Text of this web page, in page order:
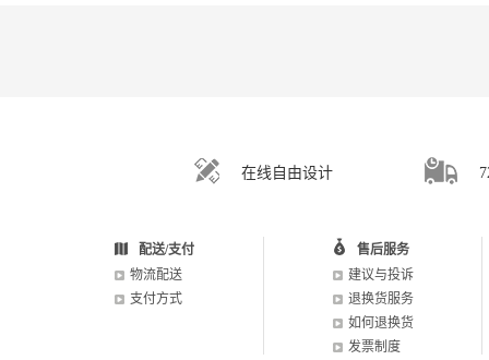
在线自由设计
配送/支付
物流配送
支付方式
售后服务
建议与投诉
退换货服务
如何退换货
发票制度